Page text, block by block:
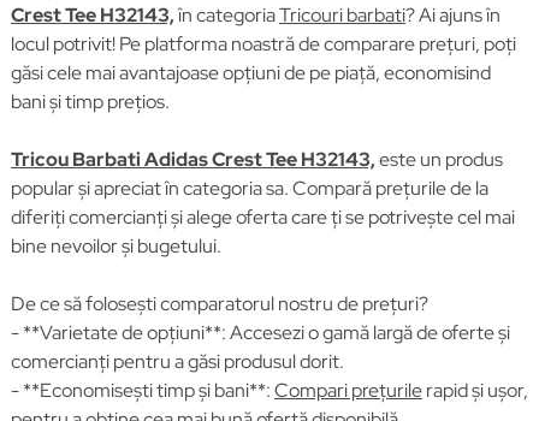
Crest Tee H32143,în categoriaTricouri barbati? Ai ajuns în
locul potrivit! Pe platforma noastră de comparare prețuri, poți
găsi cele mai avantajoase opțiuni de pe piață, economisind
bani și timp prețios.
Tricou Barbati Adidas Crest Tee H32143,este un produs
popular și apreciat în categoria sa. Compară prețurile de la
diferiți comercianți și alege oferta care ți se potrivește cel mai
bine nevoilor și bugetului.
De ce să folosești comparatorul nostru de prețuri?
- **Varietate de opțiuni**: Accesezi o gamă largă de oferte și
comercianți pentru a găsi produsul dorit.
- **Economisești timp și bani**:Compari prețurilerapid și ușor,